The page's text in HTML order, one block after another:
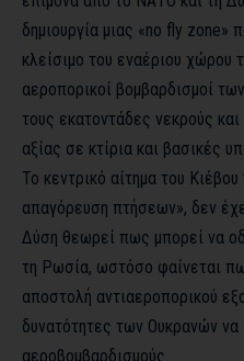
δημιουργία μιας «no fly
κλείσιμο του εναέριου χώρου
αεροπορικοί βομβαρδισμοί
τους εκατοντάδες νεκρούς
αξίας σε κτίρια και βασικές
Το κεντρικό αίτημα του
απαγόρευση πτήσεων», δεν
Δύση θεωρεί πως μπορεί να
τη Ρωσία, ωστόσο φαίνεται
αποστολή αντιαεροπορικού
δυνατότητες των Ουκρανών
αεροβομβαρδισμούς.